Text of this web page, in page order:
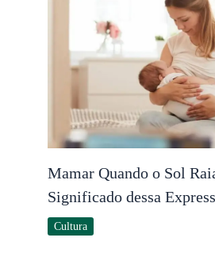
Mamar Quando o Sol
Significado dessa
Cultura